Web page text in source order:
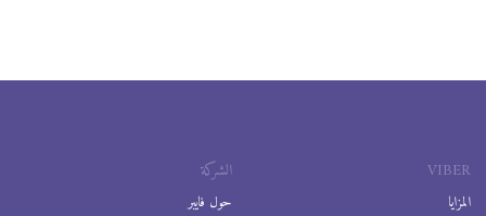
VIBER
المزايا
الشركة
حول فايبر